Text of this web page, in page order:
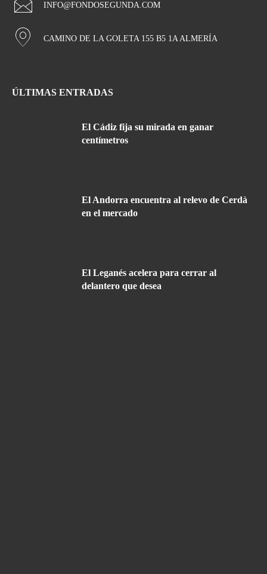
INFO@FONDOSEGUNDA.COM
CAMINO DE LA GOLETA 155 B5 1A ALMERÍA
ÚLTIMAS ENTRADAS
El Cádiz fija su mirada en ganar
centímetros
El Andorra encuentra al relevo de Cerdà
en el mercado
El Leganés acelera para cerrar al
delantero que desea